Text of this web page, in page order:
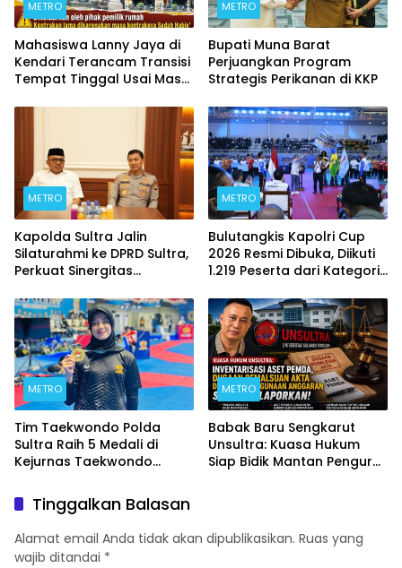
METRO
Mahasiswa Lanny Jaya di
Kendari Terancam Transisi
Tempat Tinggal Usai Masa
METRO
Bupati Muna Barat
Perjuangkan Program
Strategis Perikanan di KKP
METRO
Kapolda Sultra Jalin
Silaturahmi ke DPRD Sultra,
Perkuat Sinergitas
Kemajuan Daerah
METRO
Bulutangkis Kapolri Cup
2026 Resmi Dibuka, Diikuti
1.219 Peserta dari Kategori
METRO
Tim Taekwondo Polda
Sultra Raih 5 Medali di
Kejurnas Taekwondo
METRO
Babak Baru Sengkarut
Unsultra: Kuasa Hukum
Siap Bidik Mantan Pengurus
Tinggalkan Balasan
Alamat email Anda tidak akan dipublikasikan. Ruas yang
wajib ditandai *